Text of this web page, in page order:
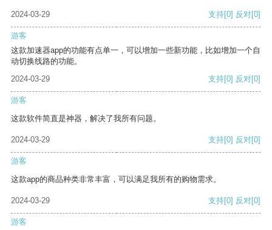
2024-03-29 支持[0] 反对[0]
游客
这款加速器app的功能有点单一，可以增加一些新功能，比如增加一个自
动切换线路的功能。
2024-03-29
支持[0] 反对[0]
游客
这款软件简直是神器，解决了我所有问题。
2024-03-29 支持[0] 反对[0]
游客
这款app的商品种类非常丰富，可以满足我所有的购物需求。
2024-03-29 支持[0] 反对[0]
游客